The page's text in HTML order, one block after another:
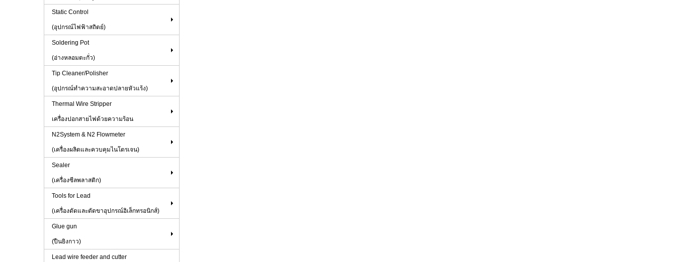
Static Control
(อุปกรณ์ไฟฟ้าสถิตย์)
Soldering Pot
(อ่างหลอมตะกั่ว)
Tip Cleaner/Polisher
(อุปกรณ์ทำความสะอาดปลายหัวแร้ง)
Thermal Wire Stripper
เครื่องปอกสายไฟด้วยความร้อน
N2System & N2 Flowmeter
(เครื่องผลิตและควบคุมไนโตรเจน)
Sealer
(เครื่องซีลพลาสติก)
Tools for Lead
(เครื่องดัดและตัดขาอุปกรณ์อิเล็กทรอนิกส์)
Glue gun
(ปืนยิงกาว)
Lead wire feeder and cutter